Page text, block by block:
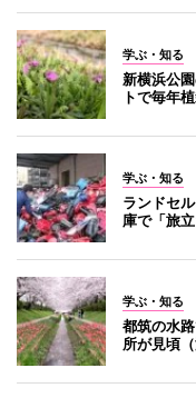
学ぶ・知る
新横浜公
トで毎年
学ぶ・知る
ランドセ
庫で「旅
学ぶ・知る
都筑の水
所が見頃（